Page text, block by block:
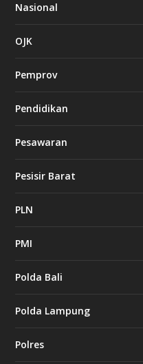
Nasional
OJK
Pemprov
Pendidikan
Pesawaran
Pesisir Barat
PLN
PMI
Polda Bali
Polda Lampung
Polres